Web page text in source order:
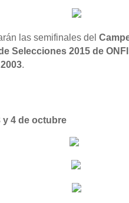
las semifinales del
Selecciones 2015 de ONFI
.
y 4 de octubre